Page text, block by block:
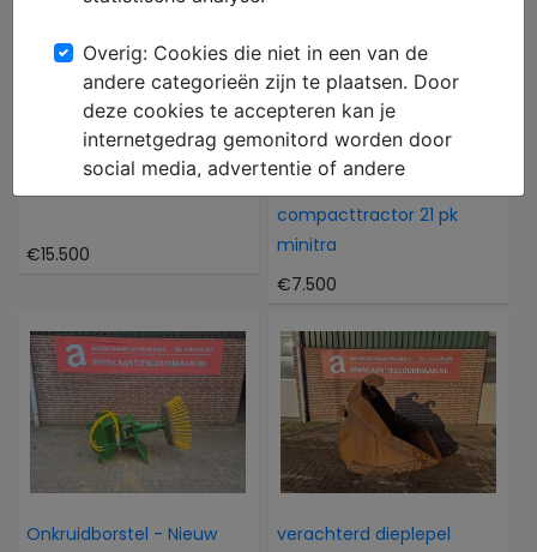
€15.500
compacttractor 21 pk
minitra
€7.500
Onkruidborstel - Nieuw
verachterd dieplepel